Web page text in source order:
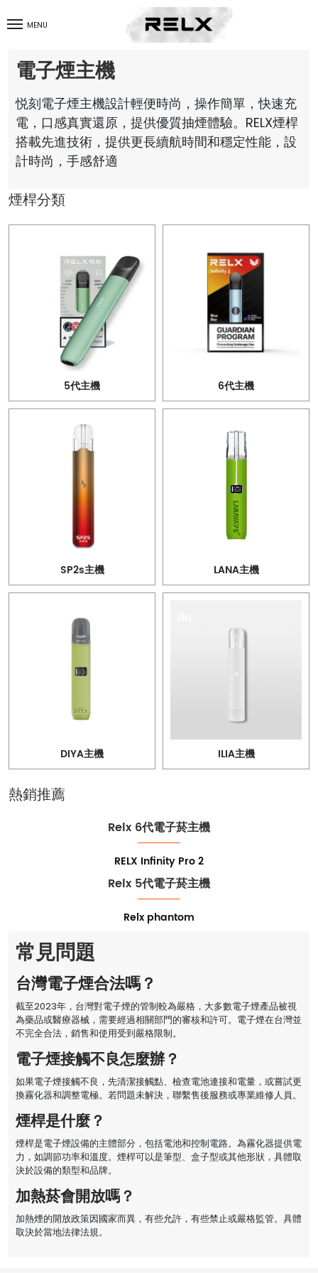
MENU
電子煙主機
悦刻電子煙主機設計輕便時尚，操作簡單，快速充
電，口感真實還原，提供優質抽煙體驗。RELX煙桿
搭載先進技術，提供更長續航時間和穩定性能，設
計時尚，手感舒適
煙桿分類
5代主機 6代主機
SP2s主機 LANA主機
DIYA主機 ILIA主機
熱銷推薦
Relx 6代電子菸主機
RELX Infinity Pro 2
Relx 5代電子菸主機
Relx phantom
常見問題
台灣電子煙合法嗎？
截至2023年，台灣對電子煙的管制較為嚴格，大多數電子煙產品被視
為藥品或醫療器械，需要經過相關部門的審核和許可。電子煙在台灣並
不完全合法，銷售和使用受到嚴格限制。
電子煙接觸不良怎麼辦？
如果電子煙接觸不良，先清潔接觸點、檢查電池連接和電量，或嘗試更
換霧化器和調整電極。若問題未解決，聯繫售後服務或專業維修人員。
煙桿是什麼？
煙桿是電子煙設備的主體部分，包括電池和控制電路。為霧化器提供電
力，如調節功率和溫度。煙桿可以是筆型、盒子型或其他形狀，具體取
決於設備的類型和品牌。
加熱菸會開放嗎？
加熱煙的開放政策因國家而異，有些允許，有些禁止或嚴格監管。具體
取決於當地法律法規。